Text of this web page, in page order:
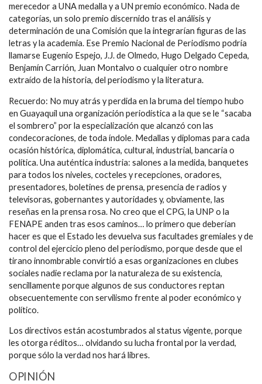
merecedor a UNA medalla y a UN premio económico. Nada de
categorías, un solo premio discernido tras el análisis y
determinación de una Comisión que la integrarían figuras de las
letras y la academia. Ese Premio Nacional de Periodismo podría
llamarse Eugenio Espejo, J.J. de Olmedo, Hugo Delgado Cepeda,
Benjamín Carrión, Juan Montalvo o cualquier otro nombre
extraído de la historia, del periodismo y la literatura.
Recuerdo: No muy atrás y perdida en la bruma del tiempo hubo
en Guayaquil una organización periodística a la que se le “sacaba
el sombrero” por la especialización que alcanzó con las
condecoraciones, de toda índole. Medallas y diplomas para cada
ocasión histórica, diplomática, cultural, industrial, bancaria o
política. Una auténtica industria: salones a la medida, banquetes
para todos los niveles, cocteles y recepciones, oradores,
presentadores, boletines de prensa, presencia de radios y
televisoras, gobernantes y autoridades y, obviamente, las
reseñas en la prensa rosa. No creo que el CPG, la UNP o la
FENAPE anden tras esos caminos… lo primero que deberían
hacer es que el Estado les devuelva sus facultades gremiales y de
control del ejercicio pleno del periodismo, porque desde que el
tirano innombrable convirtió a esas organizaciones en clubes
sociales nadie reclama por la naturaleza de su existencia,
sencillamente porque algunos de sus conductores reptan
obsecuentemente con servilismo frente al poder económico y
político.
Los directivos están acostumbrados al status vigente, porque
les otorga réditos… olvidando su lucha frontal por la verdad,
porque sólo la verdad nos hará libres.
OPINIÓN